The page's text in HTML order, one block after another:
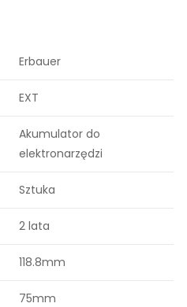
Erbauer
EXT
Akumulator do
elektronarzędzi
Sztuka
2 lata
118.8mm
75mm